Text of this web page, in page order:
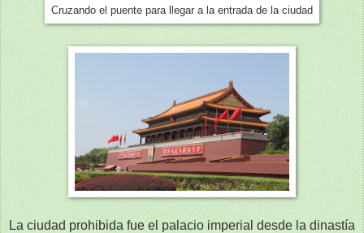
Cruzando el puente para llegar a la entrada de la ciudad
La ciudad prohibida fue el palacio imperial desde la dinastía